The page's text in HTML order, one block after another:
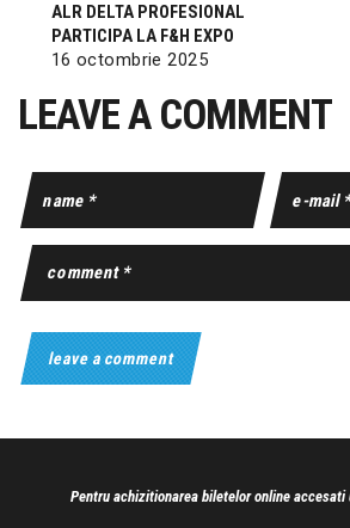
ALR DELTA PROFESIONAL
PARTICIPA LA F&H EXPO
16 octombrie 2025
LEAVE A COMMENT
Pentru achizitionarea biletelor online